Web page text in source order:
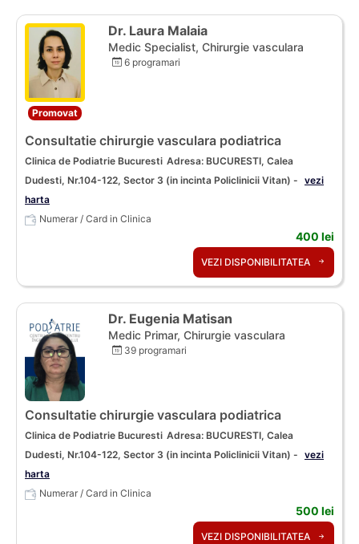
Promovat
Dr. Laura Malaia
Medic Specialist, Chirurgie vasculara
6 programari
Consultatie chirurgie vasculara podiatrica
Clinica de Podiatrie Bucuresti Adresa: BUCURESTI, Calea
Dudesti, Nr.104-122, Sector 3 (in incinta Policlinicii Vitan) - vezi
harta
Numerar / Card in Clinica
400 lei
VEZI DISPONIBILITATEA
Dr. Eugenia Matisan
Medic Primar, Chirurgie vasculara
39 programari
Consultatie chirurgie vasculara podiatrica
Clinica de Podiatrie Bucuresti Adresa: BUCURESTI, Calea
Dudesti, Nr.104-122, Sector 3 (in incinta Policlinicii Vitan) - vezi
harta
Numerar / Card in Clinica
500 lei
VEZI DISPONIBILITATEA